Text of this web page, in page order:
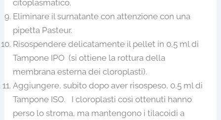
citoplasmatico.
Eliminare il surnatante con attenzione con una
pipetta Pasteur.
Risospendere delicatamente il pellet in 0,5 ml di
Tampone IPO (si ottiene la rottura della
membrana esterna dei cloroplasti).
Aggiungere, subito dopo aver risospeso, 0,5 ml di
Tampone ISO. I cloroplasti così ottenuti hanno
perso lo stroma, ma mantengono i tilacoidi a